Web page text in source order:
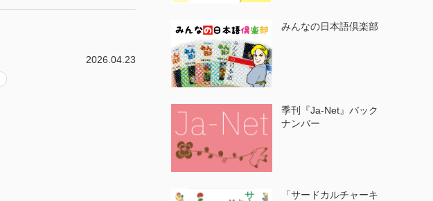
2026.04.23
みんなの日本語倶楽部
季刊『Ja-Net』バック
ナンバー
「サードカルチャーキ